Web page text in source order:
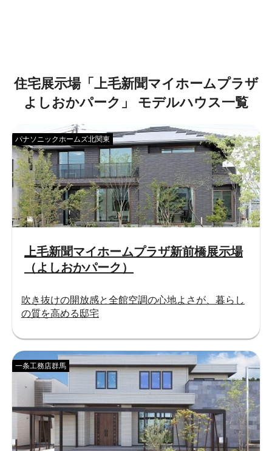
住宅展示場「 上⽑新聞マイホームプラザ
よしおかパーク 」 モデルハウス一覧
上毛新聞マイホームプラザ新前橋展示場
（よしおかパーク）
パナソニックホームズ北関東
吹き抜けの開放感と全館空調の心地よさが、暮らし
の質を高める邸宅
一条工務店群馬